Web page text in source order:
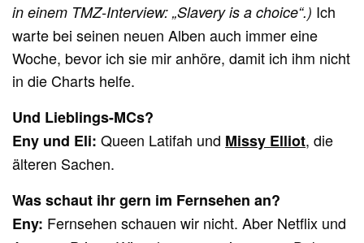
in einem TMZ-Interview: „Slavery is a choice“.) Ich
warte bei seinen neuen Alben auch immer eine
Woche, bevor ich sie mir anhöre, damit ich ihm nicht
in die Charts helfe.
Und Lieblings-MCs?
Eny und Eli: Queen Latifah und Missy Elliot, die
älteren Sachen.
Was schaut ihr gern im Fernsehen an?
Eny: Fernsehen schauen wir nicht. Aber Netflix und